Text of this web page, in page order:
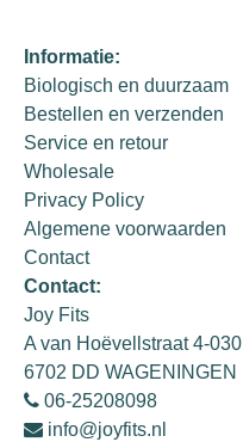
Informatie:
Biologisch en duurzaam
Bestellen en verzenden
Service en retour
Wholesale
Privacy Policy
Algemene voorwaarden
Contact
Contact:
Joy Fits
A van Hoëvellstraat 4-030
6702 DD WAGENINGEN
06-25208098
info@joyfits.nl